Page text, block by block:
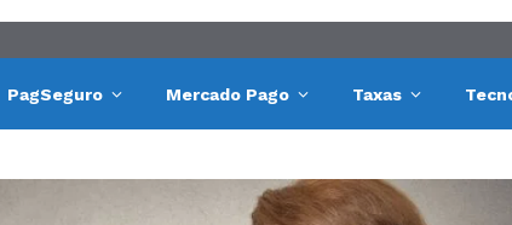
PagSeguro Mercado Pago Taxas